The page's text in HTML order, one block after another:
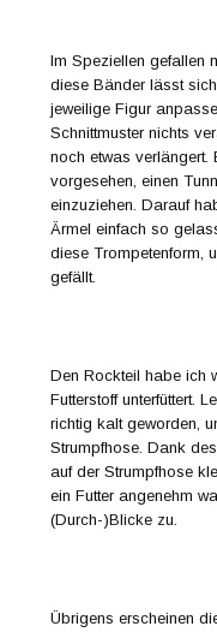
Im Speziellen gefallen
diese Bänder lässt
jeweilige Figur
Schnittmuster nichts
noch etwas verlängert.
vorgesehen, einen
einzuziehen. Darauf
Ärmel einfach so
diese Trompetenform,
gefällt.
Den Rockteil habe ich
Futterstoff unterfüttert.
richtig kalt geworden,
Strumpfhose. Dank
auf der Strumpfhose
ein Futter angenehm
(Durch-)Blicke zu.
Übrigens erscheinen